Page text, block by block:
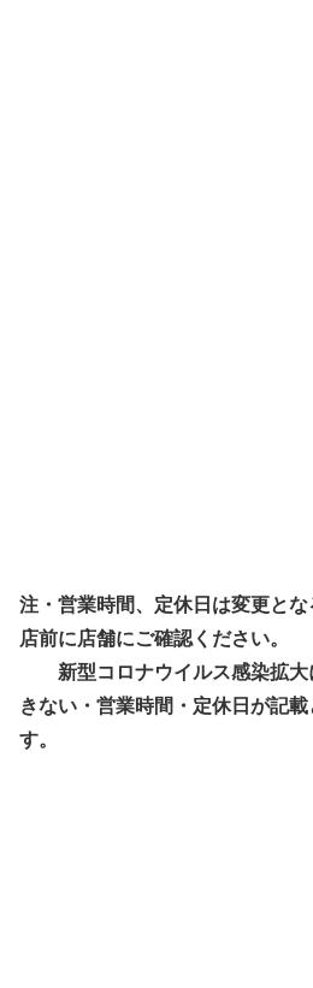
注・営業時間、定休日は変更と
店前に店舗にご確認ください。
新型コロナウイルス感染拡大
きない・営業時間・定休日が記
す。